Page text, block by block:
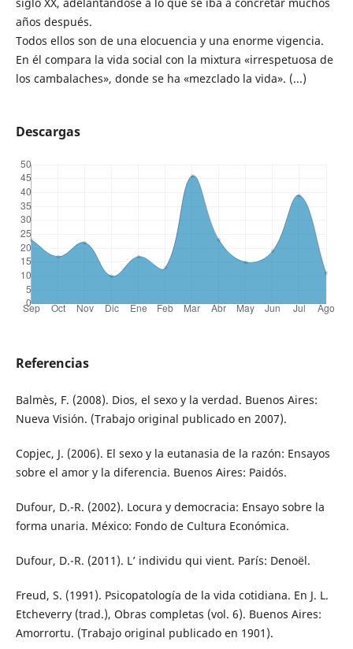
años después.
Todos ellos son de una elocuencia y una enorme vigencia.
En él compara la vida social con la mixtura «irrespetuosa de
los cambalaches», donde se ha «mezclado la vida». (...)
Descargas
Referencias
Balmès, F. (2008). Dios, el sexo y la verdad. Buenos Aires:
Nueva Visión. (Trabajo original publicado en 2007).
Copjec, J. (2006). El sexo y la eutanasia de la razón: Ensayos
sobre el amor y la diferencia. Buenos Aires: Paidós.
Dufour, D.-R. (2002). Locura y democracia: Ensayo sobre la
forma unaria. México: Fondo de Cultura Económica.
Dufour, D.-R. (2011). L’ individu qui vient. París: Denoël.
Freud, S. (1991). Psicopatología de la vida cotidiana. En J. L.
Etcheverry (trad.), Obras completas (vol. 6). Buenos Aires:
Amorrortu. (Trabajo original publicado en 1901).